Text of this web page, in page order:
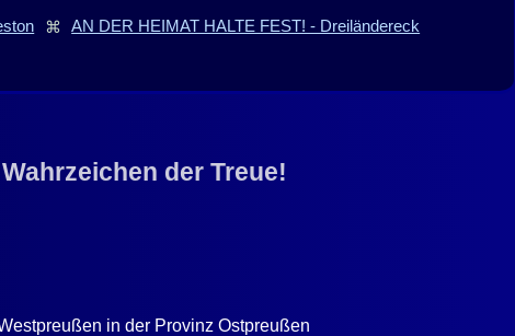
⌘ AN DER HEIMAT HALTE FEST! - Dreiländereck
der Treue!
in der Provinz Ostpreußen